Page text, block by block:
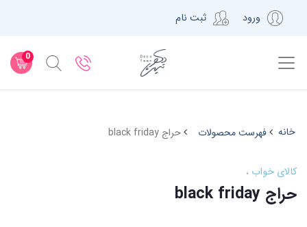
ورود ثبت نام
0
خانه فهرست محصولات حراج black friday
کالای خواب
حراج black friday